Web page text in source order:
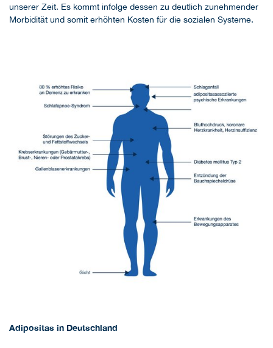
unserer Zeit. Es kommt infolge dessen zu deutlich zunehmender
Morbidität und somit erhöhten Kosten für die sozialen Systeme.
Adipositas in Deutschland